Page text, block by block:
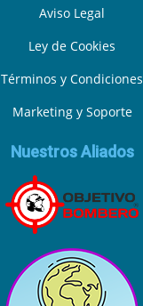
Aviso Legal
Ley de Cookies
Términos y Condiciones
Marketing y Soporte
Nuestros Aliados